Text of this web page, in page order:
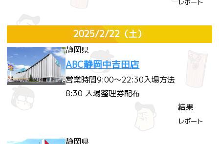
レポート
2025/2/22 （土）
静岡県
ABC静岡中吉田店
営業時間9:00～22:30入場方法
8:30 入場整理券配布
結果
レポート
静岡県